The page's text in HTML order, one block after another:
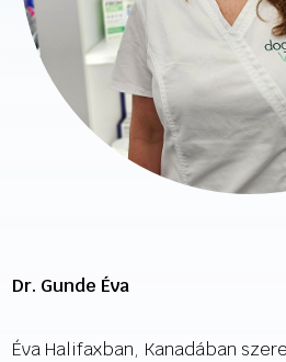
Dr. Gunde Éva
Éva Halifaxban, Kanadában